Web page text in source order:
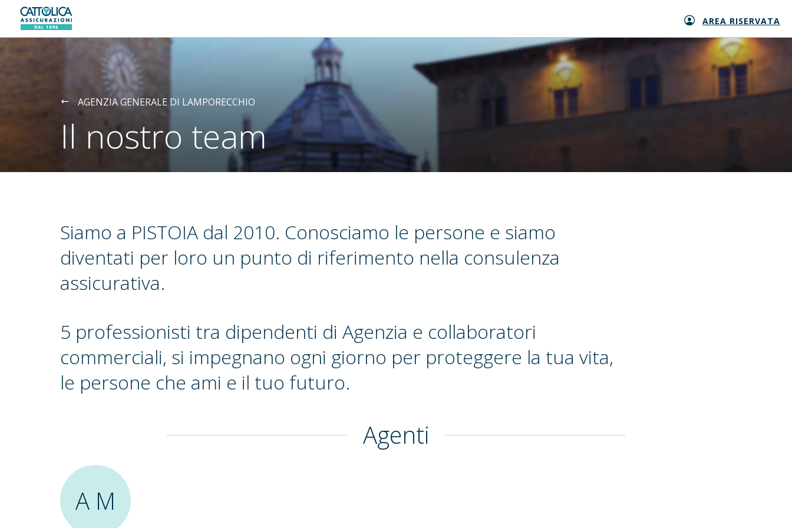
Generali logo AREA RISERVATA
AGENZIA GENERALE DI LAMPORECCHIO
Il nostro team
Siamo a PISTOIA dal 2010. Conosciamo le persone e siamo
diventati per loro un punto di riferimento nella consulenza
assicurativa.
5 professionisti tra dipendenti di Agenzia e collaboratori
commerciali, si impegnano ogni giorno per proteggere la tua vita,
le persone che ami e il tuo futuro.
Agenti
A M